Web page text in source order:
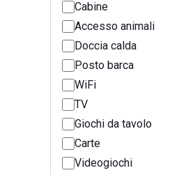
Cabine
Accesso animali
Doccia calda
Posto barca
WiFi
TV
Giochi da tavolo
Carte
Videogiochi